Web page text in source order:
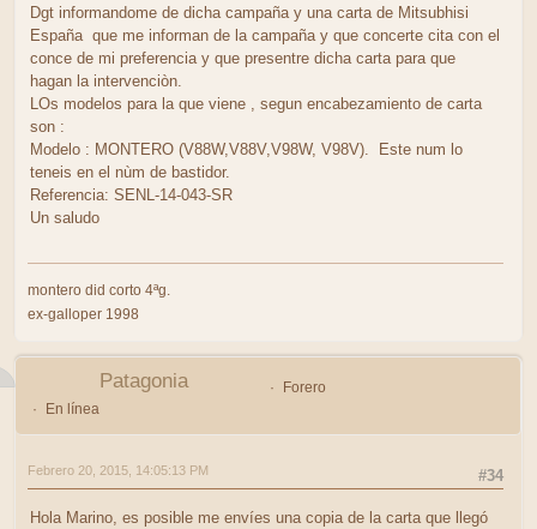
Dgt informandome de dicha campaña y una carta de Mitsubhisi
España que me informan de la campaña y que concerte cita con el
conce de mi preferencia y que presentre dicha carta para que
hagan la intervenciòn.
LOs modelos para la que viene , segun encabezamiento de carta
son :
Modelo : MONTERO (V88W,V88V,V98W, V98V). Este num lo
teneis en el nùm de bastidor.
Referencia: SENL-14-043-SR
Un saludo
montero did corto 4ªg.
ex-galloper 1998
Patagonia
Forero
En línea
#34
Febrero 20, 2015, 14:05:13 PM
Hola Marino, es posible me envíes una copia de la carta que llegó